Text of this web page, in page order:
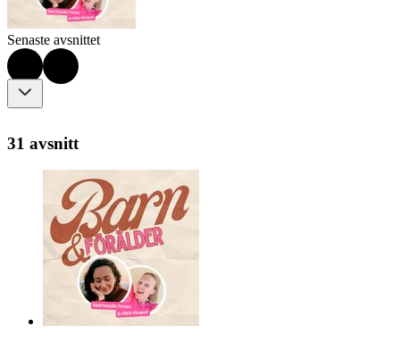
Senaste avsnittet
31 avsnitt